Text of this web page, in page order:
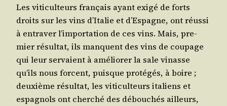
Les viti­cul­teurs fran­çais ayant exi­gé de forts
droits sur les vins d’Italie et d’Espagne, ont réus­si
à entra­ver l’importation de ces vins. Mais, pre­
mier résul­tat, ils manquent des vins de cou­page
qui leur ser­vaient à amé­lio­rer la sale vinasse
qu’ils nous forcent, puisque pro­té­gés, à boire ;
deuxième résul­tat, les viti­cul­teurs ita­liens et
espa­gnols ont cher­ché des débou­chés ailleurs,